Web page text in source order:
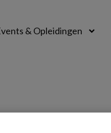
& Opleidingen